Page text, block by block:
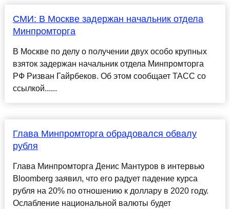
СМИ: В Москве задержан начальник отдела
Минпромторга
В Москве по делу о получении двух особо крупных
взяток задержан начальник отдела Минпромторга
РФ Ризван Гайрбеков. Об этом сообщает ТАСС со
ссылкой......
Глава Минпромторга обрадовался обвалу
рубля
Глава Минпромторга Денис Мантуров в интервью
Bloomberg заявил, что его радует падение курса
рубля на 20% по отношению к доллару в 2020 году.
Ослабление национальной валюты будет